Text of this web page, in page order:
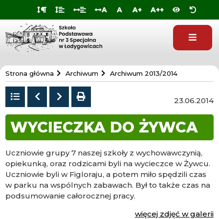
Przejdź do
Przejdź
treści
Przejdź
Przejdź A A A+ A++
Szkoła
Specjalna
w
Łodygowicach
Strona główna Archiwum Archiwum 2013/2014
Powrót
do
listy
Poprzedni
Następny
drukuj 23.06.2014
WYCIECZKA DO ŻYWCA
Uczniowie grupy 7 naszej szkoły z wychowawczynią,
opiekunką, oraz rodzicami byli na wycieczce w Żywcu.
Uczniowie byli w Figloraju, a potem miło spędzili czas
w parku na wspólnych zabawach. Był to także czas na
podsumowanie całorocznej pracy.
więcej zdjęć w galerii